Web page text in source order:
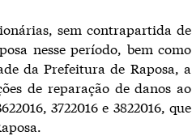
sem contrapartida de
nesse período, bem como
da Prefeitura de Raposa, a
de reparação de danos ao
3722016 e 3822016, que